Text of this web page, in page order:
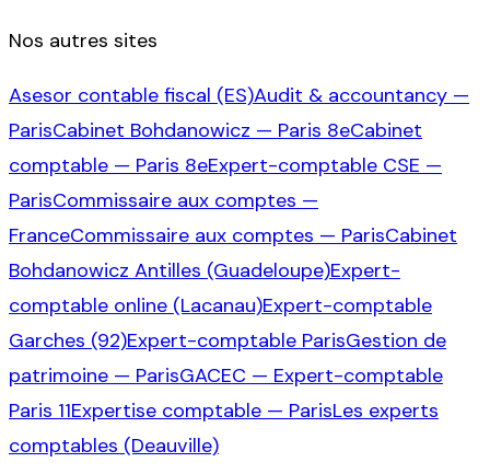
Nos autres sites
Asesor contable fiscal (ES)Audit & accountancy —
ParisCabinet Bohdanowicz — Paris 8eCabinet
comptable — Paris 8eExpert-comptable CSE —
ParisCommissaire aux comptes —
FranceCommissaire aux comptes — ParisCabinet
Bohdanowicz Antilles (Guadeloupe)Expert-
comptable online (Lacanau)Expert-comptable
Garches (92)Expert-comptable ParisGestion de
patrimoine — ParisGACEC — Expert-comptable
Paris 11Expertise comptable — ParisLes experts
comptables (Deauville)